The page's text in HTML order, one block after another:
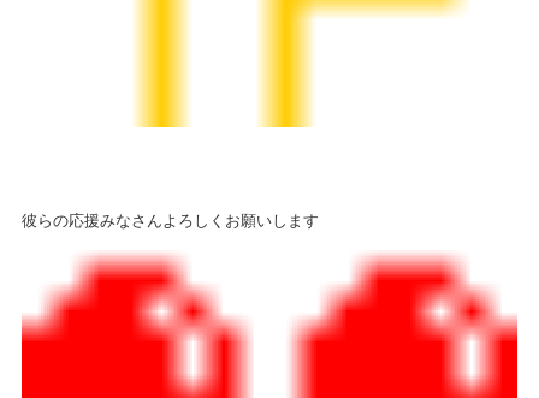
彼らの応援みなさんよろしくお願いします